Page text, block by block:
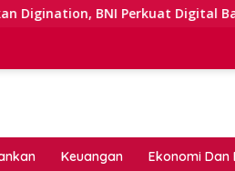
Digital Banking
Keuangan Ekonomi Dan